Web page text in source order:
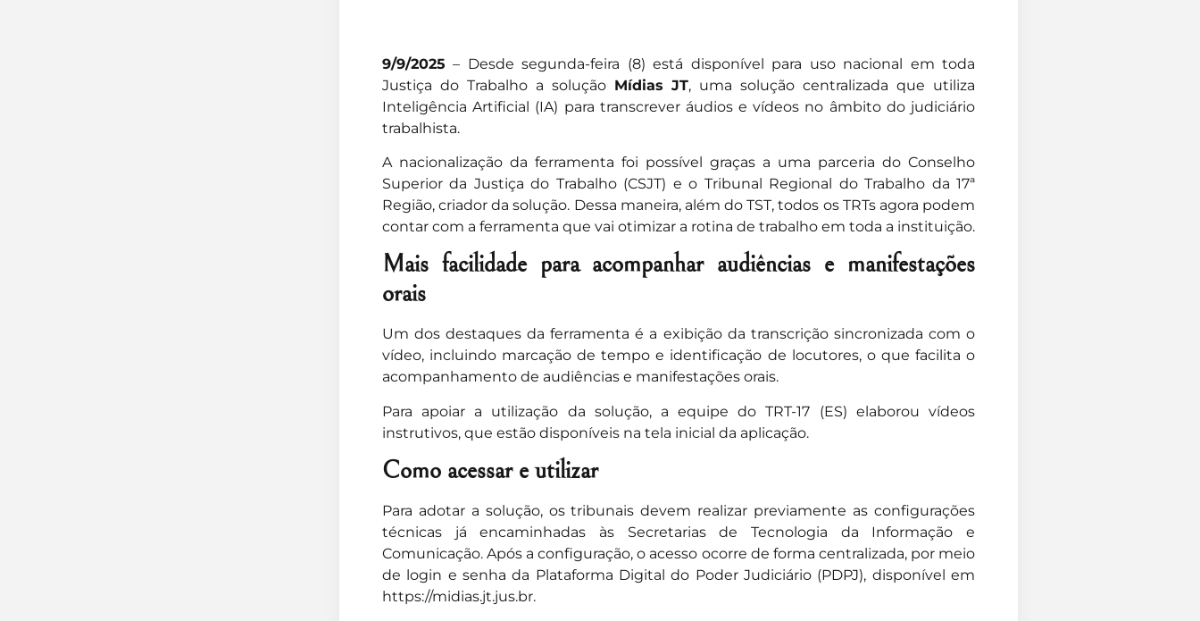
9/9/2025 – Desde segunda-feira (8) está disponível para uso nacional em toda
Justiça do Trabalho a solução Mídias JT, uma solução centralizada que utiliza
Inteligência Artificial (IA) para transcrever áudios e vídeos no âmbito do judiciário
trabalhista.
A nacionalização da ferramenta foi possível graças a uma parceria do Conselho
Superior da Justiça do Trabalho (CSJT) e o Tribunal Regional do Trabalho da 17ª
Região, criador da solução. Dessa maneira, além do TST, todos os TRTs agora podem
contar com a ferramenta que vai otimizar a rotina de trabalho em toda a instituição.
Mais facilidade para acompanhar audiências e manifestações
orais
Um dos destaques da ferramenta é a exibição da transcrição sincronizada com o
vídeo, incluindo marcação de tempo e identificação de locutores, o que facilita o
acompanhamento de audiências e manifestações orais.
Para apoiar a utilização da solução, a equipe do TRT-17 (ES) elaborou vídeos
instrutivos, que estão disponíveis na tela inicial da aplicação.
Como acessar e utilizar
Para adotar a solução, os tribunais devem realizar previamente as configurações
técnicas já encaminhadas às Secretarias de Tecnologia da Informação e
Comunicação. Após a configuração, o acesso ocorre de forma centralizada, por meio
de login e senha da Plataforma Digital do Poder Judiciário (PDPJ), disponível em
https://midias.jt.jus.br.